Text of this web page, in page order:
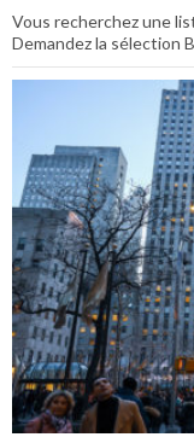
Vous recherchez une
Demandez la sélection